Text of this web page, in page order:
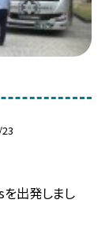
を出発しまし